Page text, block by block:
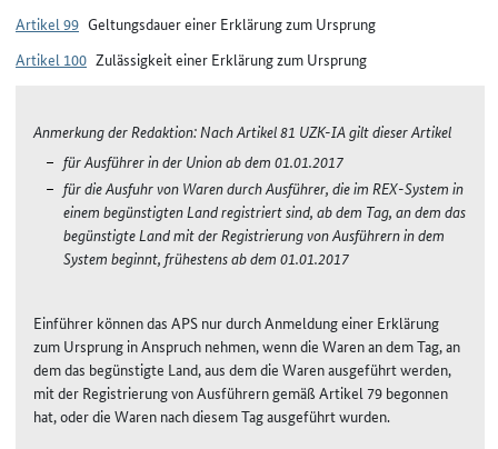
Artikel 99 Geltungsdauer einer Erklärung zum Ursprung
Artikel 100 Zulässigkeit einer Erklärung zum Ursprung
Anmerkung der Redaktion: Nach Artikel 81 UZK-IA gilt dieser Artikel
für Ausführer in der Union ab dem 01.01.2017
für die Ausfuhr von Waren durch Ausführer, die im REX-System in
einem begünstigten Land registriert sind, ab dem Tag, an dem das
begünstigte Land mit der Registrierung von Ausführern in dem
System beginnt, frühestens ab dem 01.01.2017
Einführer können das APS nur durch Anmeldung einer Erklärung
zum Ursprung in Anspruch nehmen, wenn die Waren an dem Tag, an
dem das begünstigte Land, aus dem die Waren ausgeführt werden,
mit der Registrierung von Ausführern gemäß Artikel 79 begonnen
hat, oder die Waren nach diesem Tag ausgeführt wurden.